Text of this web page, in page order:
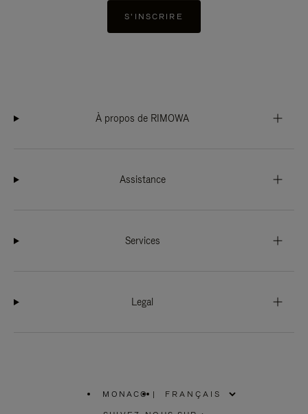
S'INSCRIRE
À propos de RIMOWA
Assistance
Services
Legal
MONACO
SÉLECTIONNEZ
|